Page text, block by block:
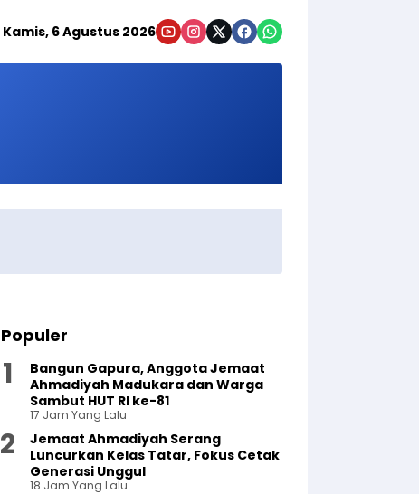
Kamis, 6 Agustus 2026
Populer
Bangun Gapura, Anggota Jemaat
Ahmadiyah Madukara dan Warga
Sambut HUT RI ke-81
17 Jam Yang Lalu
Jemaat Ahmadiyah Serang
Luncurkan Kelas Tatar, Fokus Cetak
Generasi Unggul
18 Jam Yang Lalu